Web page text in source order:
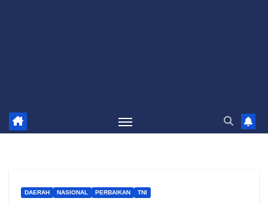
DAERAH NASIONAL PERBAIKAN TNI